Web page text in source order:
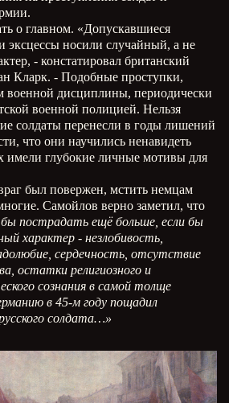
о главном. «Допускавшиеся
эксцессы носили случайный, а не
- констатировал британский
Кларк. - Подобные проступки,
военной дисциплины, периодически
военной полицией. Нельзя
солдаты перенесли в годы лишений
что они научились ненавидеть
имели глубокие личные мотивы для
был повержен, мстить немцам
Самойлов верно заметил, что
пострадать ещё больше, если бы
характер - незлобивость,
сердечность, отсутствие
остатки религиозного и
сознания в самой толще
в 45-м году пощадил
солдата…»